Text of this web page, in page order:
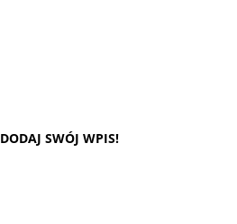
DODAJ SWÓJ WPIS!